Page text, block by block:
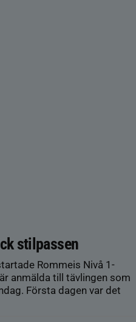
stilpassen
Rommeis Nivå 1-
anmälda till tävlingen som
Första dagen var det